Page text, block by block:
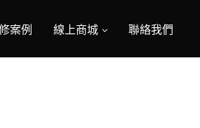
案例 線上商城 聯絡我們